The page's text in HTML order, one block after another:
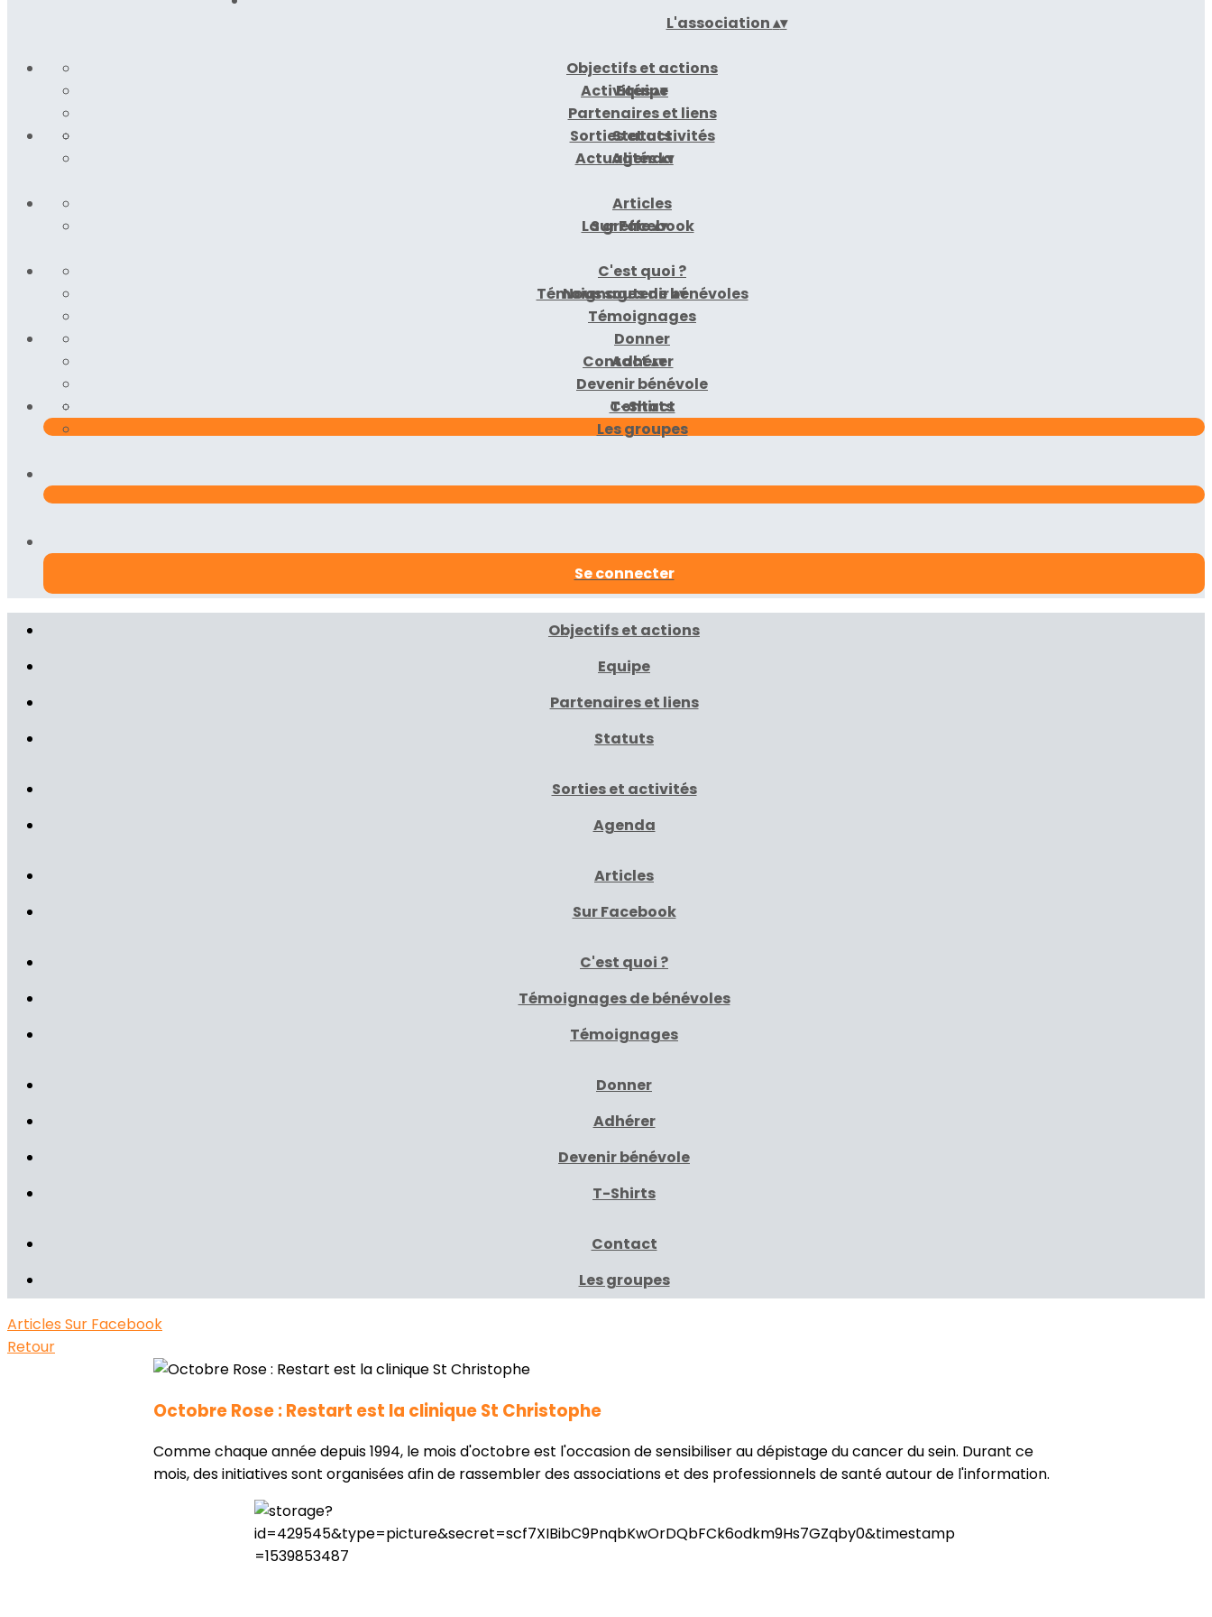
L'association▴▾
Objectifs et actions
Equipe
Partenaires et liens
Statuts
Activités▴▾
Sorties et activités
Agenda
Actualités▴▾
Articles
Sur Facebook
La greffe▴▾
C'est quoi ?
Témoignages de bénévoles
Témoignages
Nous soutenir▴▾
Donner
Adhérer
Devenir bénévole
T-Shirts
Contact▴▾
Contact
Les groupes
Se connecter
Objectifs et actions
Equipe
Partenaires et liens
Statuts
Sorties et activités
Agenda
Articles
Sur Facebook
C'est quoi ?
Témoignages de bénévoles
Témoignages
Donner
Adhérer
Devenir bénévole
T-Shirts
Contact
Les groupes
Articles Sur Facebook
Retour
Octobre Rose : Restart est la clinique St Christophe
Comme chaque année depuis 1994, le mois d'octobre est l'occasion de sensibiliser au dépistage du cancer du sein. Durant ce
mois, des initiatives sont organisées afin de rassembler des associations et des professionnels de santé autour de l'information.